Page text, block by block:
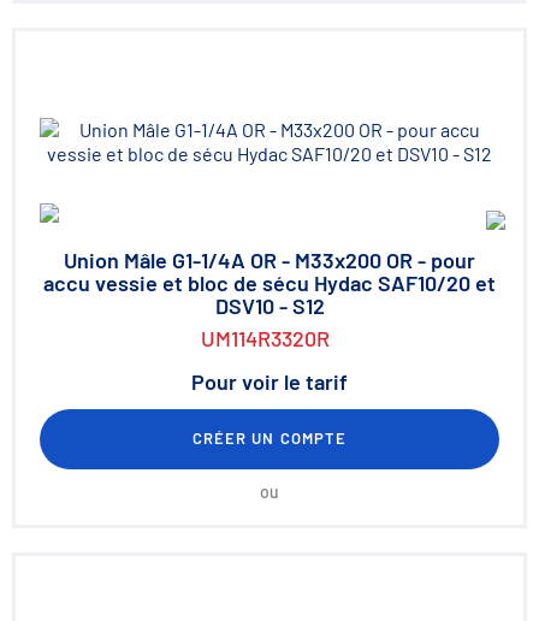
Union Mâle G1-1/4A OR - M33x200 OR - pour
accu vessie et bloc de sécu Hydac SAF10/20 et
DSV10 - S12
UM114R3320R
Pour voir le tarif
CRÉER UN COMPTE
ou